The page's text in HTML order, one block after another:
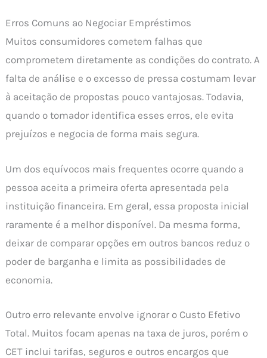
Erros Comuns ao Negociar Empréstimos
Muitos consumidores cometem falhas que
comprometem diretamente as condições do contrato. A
falta de análise e o excesso de pressa costumam levar
à aceitação de propostas pouco vantajosas. Todavia,
quando o tomador identifica esses erros, ele evita
prejuízos e negocia de forma mais segura.
Um dos equívocos mais frequentes ocorre quando a
pessoa aceita a primeira oferta apresentada pela
instituição financeira. Em geral, essa proposta inicial
raramente é a melhor disponível. Da mesma forma,
deixar de comparar opções em outros bancos reduz o
poder de barganha e limita as possibilidades de
economia.
Outro erro relevante envolve ignorar o Custo Efetivo
Total. Muitos focam apenas na taxa de juros, porém o
CET inclui tarifas, seguros e outros encargos que